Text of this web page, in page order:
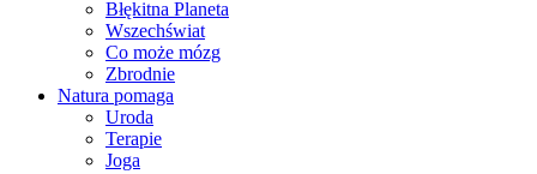
Błękitna Planeta
Wszechświat
Co może mózg
Zbrodnie
Natura pomaga
Uroda
Terapie
Joga